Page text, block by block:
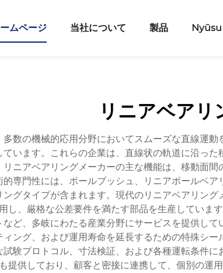
ムページ 当社について 製品 Nyūsu
リニアベアリ
多数の機械的応用分野においてスムーズな直線運
います。これらの企業は、直線状の軌道に沿っ
ニアベアリングメーカーの主な機能は、移動面
専門性には、ボールブッシュ、リニアボールベ
グタイプが含まれます。現代のリニアベアリン
し、厳格な公差要件を満たす部品を生産してい
ど、多岐にわたる産業分野にサービスを提供し
ング、および運用寿命を延長するための特殊シ
験プロトコル、寸法検証、および各種運転条件
提供しており、顧客と密接に連携して、個別の運